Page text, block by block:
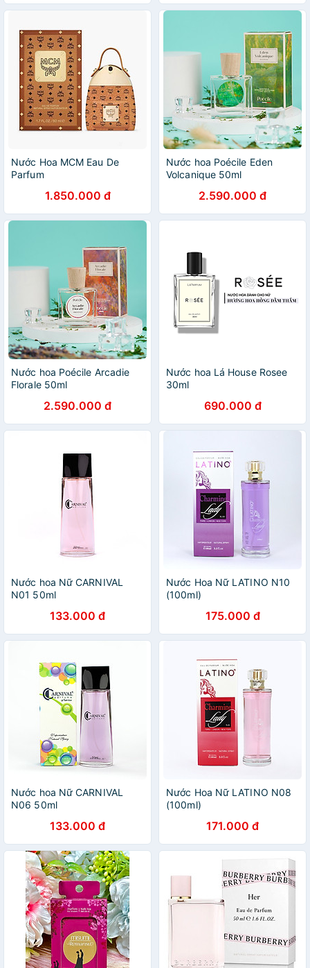
Nước Hoa MCM Eau De
Parfum
1.850.000 đ
Nước hoa Poécile Eden
Volcanique 50ml
2.590.000 đ
Nước hoa Poécile Arcadie
Florale 50ml
2.590.000 đ
Nước hoa Lá House Rosee
30ml
690.000 đ
Nước hoa Nữ CARNIVAL
N01 50ml
133.000 đ
Nước Hoa Nữ LATINO N10
(100ml)
175.000 đ
Nước hoa Nữ CARNIVAL
N06 50ml
133.000 đ
Nước Hoa Nữ LATINO N08
(100ml)
171.000 đ